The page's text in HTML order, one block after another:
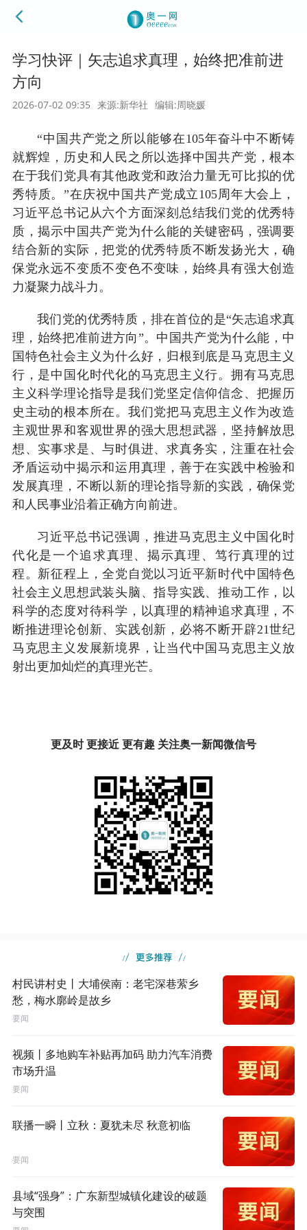
学习快评｜矢志追求真理，始终把准前进
方向
2026-07-02 09:35 来源:新华社 编辑:周晓媛
“中国共产党之所以能够在105年奋斗中不断铸
就辉煌，历史和人民之所以选择中国共产党，根本
在于我们党具有其他政党和政治力量无可比拟的优
秀特质。”在庆祝中国共产党成立105周年大会上，
习近平总书记从六个方面深刻总结我们党的优秀特
质，揭示中国共产党为什么能的关键密码，强调要
结合新的实际，把党的优秀特质不断发扬光大，确
保党永远不变质不变色不变味，始终具有强大创造
力凝聚力战斗力。
我们党的优秀特质，排在首位的是“矢志追求真
理，始终把准前进方向”。中国共产党为什么能，中
国特色社会主义为什么好，归根到底是马克思主义
行，是中国化时代化的马克思主义行。拥有马克思
主义科学理论指导是我们党坚定信仰信念、把握历
史主动的根本所在。我们党把马克思主义作为改造
主观世界和客观世界的强大思想武器，坚持解放思
想、实事求是、与时俱进、求真务实，注重在社会
矛盾运动中揭示和运用真理，善于在实践中检验和
发展真理，不断以新的理论指导新的实践，确保党
和人民事业沿着正确方向前进。
习近平总书记强调，推进马克思主义中国化时
代化是一个追求真理、揭示真理、笃行真理的过
程。新征程上，全党自觉以习近平新时代中国特色
社会主义思想武装头脑、指导实践、推动工作，以
科学的态度对待科学，以真理的精神追求真理，不
断推进理论创新、实践创新，必将不断开辟21世纪
马克思主义发展新境界，让当代中国马克思主义放
射出更加灿烂的真理光芒。
更及时 更接近 更有趣 关注奥一新闻微信号
村民讲村史丨大埔侯南：老宅深巷萦乡
愁，梅水廓岭是故乡
要闻
视频丨多地购车补贴再加码 助力汽车消费
市场升温
要闻
联播一瞬丨立秋：夏犹未尽 秋意初临
要闻
县域“强身”：广东新型城镇化建设的破题
与突围